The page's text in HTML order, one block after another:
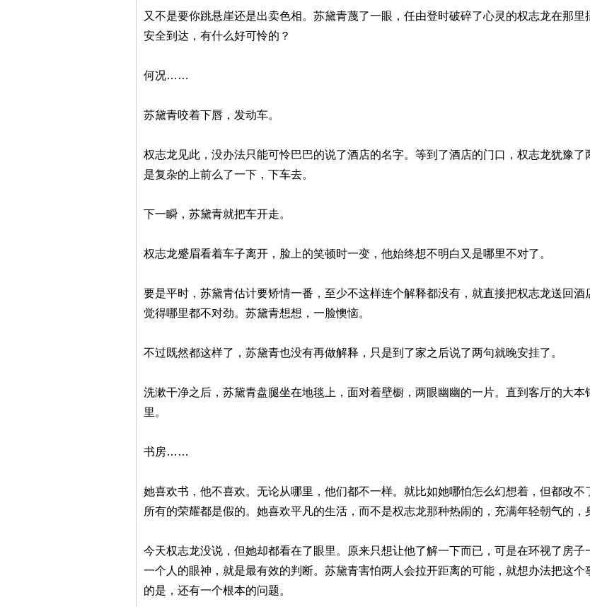
又不是要你跳悬崖还是出卖色相。苏黛青蔑了一眼，任由登时破碎了心灵的权志龙在那
安全到达，有什么好可怜的？
何况……
苏黛青咬着下唇，发动车。
权志龙见此，没办法只能可怜巴巴的说了酒店的名字。等到了酒店的门口，权志龙犹豫
是复杂的上前么了一下，下车去。
下一瞬，苏黛青就把车开走。
权志龙蹙眉看着车子离开，脸上的笑顿时一变，他始终想不明白又是哪里不对了。
要是平时，苏黛青估计要矫情一番，至少不这样连个解释都没有，就直接把权志龙送回
觉得哪里都不对劲。苏黛青想想，一脸懊恼。
不过既然都这样了，苏黛青也没有再做解释，只是到了家之后说了两句就晚安挂了。
洗漱干净之后，苏黛青盘腿坐在地毯上，面对着壁橱，两眼幽幽的一片。直到客厅的大
里。
书房……
她喜欢书，他不喜欢。无论从哪里，他们都不一样。就比如她哪怕怎么幻想着，但都改不
所有的荣耀都是假的。她喜欢平凡的生活，而不是权志龙那种热闹的，充满年轻朝气的，
今天权志龙没说，但她却都看在了眼里。原来只想让他了解一下而已，可是在环视了房
一个人的眼神，就是最有效的判断。苏黛青害怕两人会拉开距离的可能，就想办法把这
的是，还有一个根本的问题。